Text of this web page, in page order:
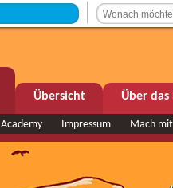
+++ Sendepause +++
Übersicht Über
Academy Impressum Mach mit